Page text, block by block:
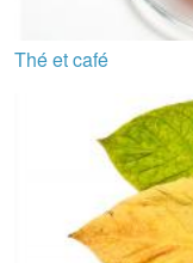
Thé et café